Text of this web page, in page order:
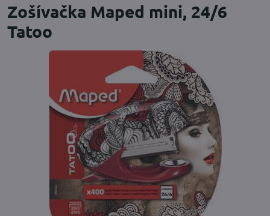
Zošívačka Maped mini, 24/6
Tatoo